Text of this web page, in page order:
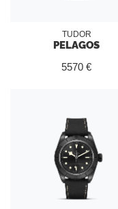
TUDOR
PELAGOS
5570 €